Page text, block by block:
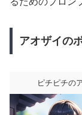
アオザイの
ピチピチの